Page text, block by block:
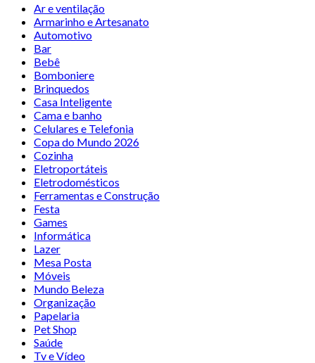
Ar e ventilação
Armarinho e Artesanato
Automotivo
Bar
Bebê
Bomboniere
Brinquedos
Casa Inteligente
Cama e banho
Celulares e Telefonia
Copa do Mundo 2026
Cozinha
Eletroportáteis
Eletrodomésticos
Ferramentas e Construção
Festa
Games
Informática
Lazer
Mesa Posta
Móveis
Mundo Beleza
Organização
Papelaria
Pet Shop
Saúde
Tv e Vídeo